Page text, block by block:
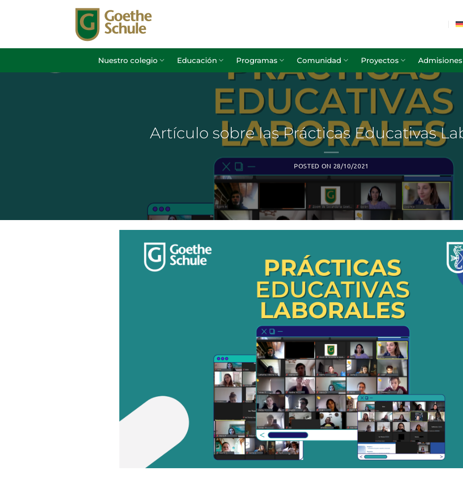
Nuestro colegio Educación Programas Comunidad Proyectos Admisiones
Artículo sobre las Prácticas Educativas
POSTED ON 28/10/2021